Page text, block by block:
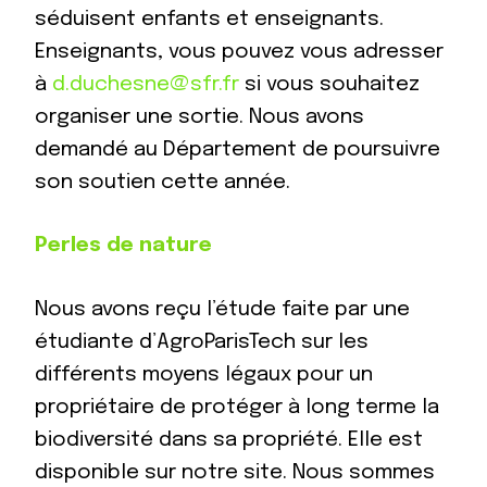
séduisent enfants et enseignants.
Enseignants, vous pouvez vous adresser
à d.duchesne@sfr.fr si vous souhaitez
organiser une sortie. Nous avons
demandé au Département de poursuivre
son soutien cette année.
Perles de nature
Nous avons reçu l’étude faite par une
étudiante d’AgroParisTech sur les
différents moyens légaux pour un
propriétaire de protéger à long terme la
biodiversité dans sa propriété. Elle est
disponible sur notre site. Nous sommes